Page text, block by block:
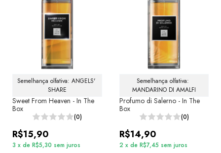
Semelhança olfativa: ANGELS'
SHARE
Sweet From Heaven - In The
Box
(0)
R$15,90
3 x de R$5,30 sem juros
Semelhança olfativa:
MANDARINO DI AMALFI
Profumo di Salerno - In The
Box
(0)
R$14,90
2 x de R$7,45 sem juros